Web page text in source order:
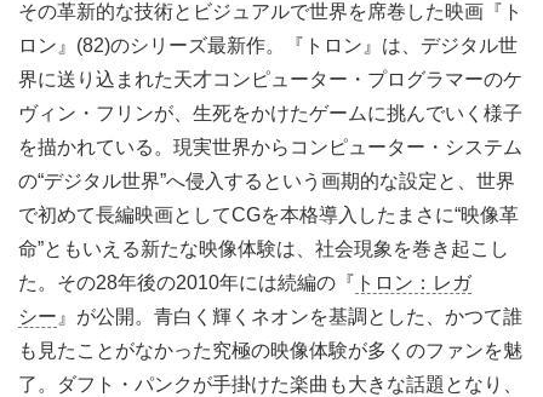
その革新的な技術とビジュアルで世界を席巻した映画『ト
ロン』(82)のシリーズ最新作。『トロン』は、デジタル世
界に送り込まれた天才コンピューター・プログラマーのケ
ヴィン・フリンが、生死をかけたゲームに挑んでいく様子
を描かれている。現実世界からコンピューター・システム
の“デジタル世界”へ侵入するという画期的な設定と、世界
で初めて長編映画としてCGを本格導入したまさに“映像革
命”ともいえる新たな映像体験は、社会現象を巻き起こし
た。その28年後の2010年には続編の『 トロン：レガ
シー 』が公開。青白く輝くネオンを基調とした、かつて誰
も見たことがなかった究極の映像体験が多くのファンを魅
了。ダフト・パンクが手掛けた楽曲も大きな話題となり、